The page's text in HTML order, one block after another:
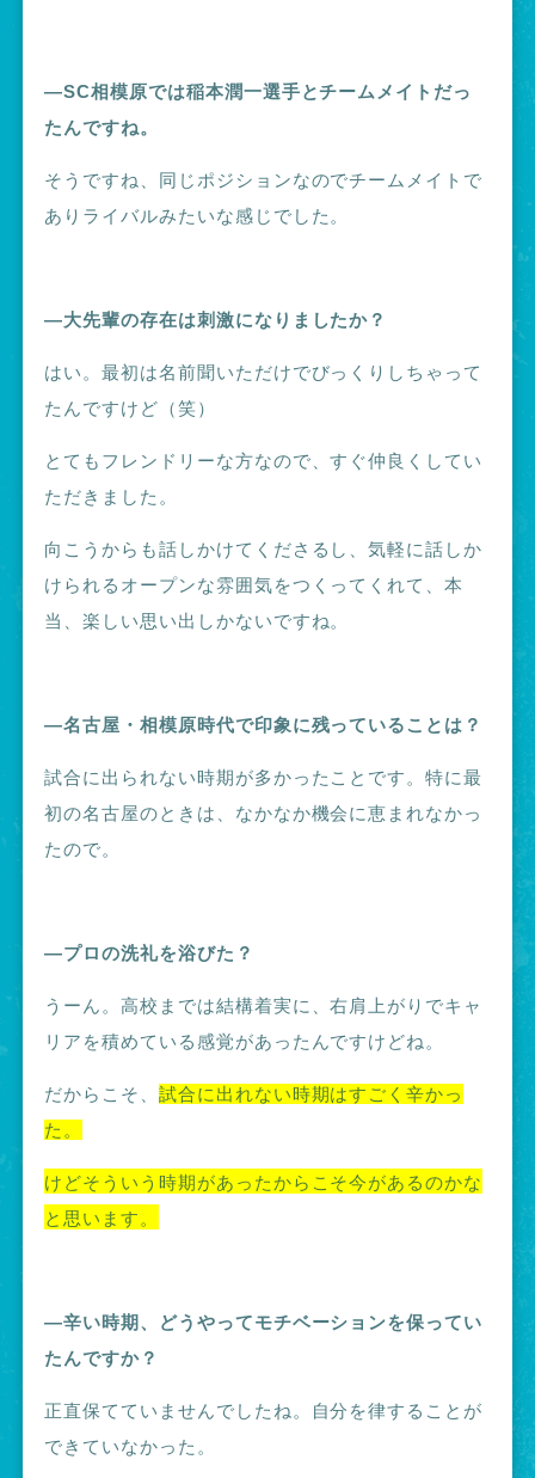
―SC相模原では稲本潤一選手とチームメイトだっ
たんですね。
そうですね、同じポジションなのでチームメイトで
ありライバルみたいな感じでした。
―大先輩の存在は刺激になりましたか？
はい。最初は名前聞いただけでびっくりしちゃって
たんですけど（笑）
とてもフレンドリーな方なので、すぐ仲良くしてい
ただきました。
向こうからも話しかけてくださるし、気軽に話しか
けられるオープンな雰囲気をつくってくれて、本
当、楽しい思い出しかないですね。
―名古屋・相模原時代で印象に残っていることは？
試合に出られない時期が多かったことです。特に最
初の名古屋のときは、なかなか機会に恵まれなかっ
たので。
―プロの洗礼を浴びた？
うーん。高校までは結構着実に、右肩上がりでキャ
リアを積めている感覚があったんですけどね。
だからこそ、試合に出れない時期はすごく辛かっ
た。
けどそういう時期があったからこそ今があるのかな
と思います。
―辛い時期、どうやってモチベーションを保ってい
たんですか？
正直保てていませんでしたね。自分を律することが
できていなかった。